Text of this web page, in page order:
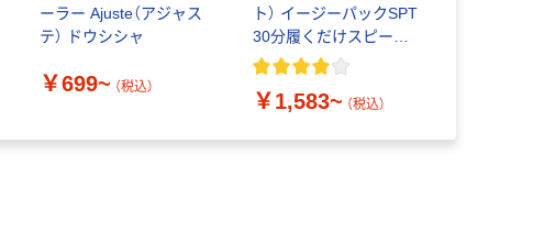
ーラー Ajuste（アジャス
テ） ドウシシャ
￥699~ （税込）
ト） イージーパックSPT
30分履くだけスピード
タイプ リベルタ
￥1,583~ （税込）